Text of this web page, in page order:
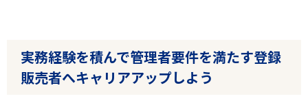
実務経験を積んで管理者要件を満たす登録
販売者へキャリアアップしよう